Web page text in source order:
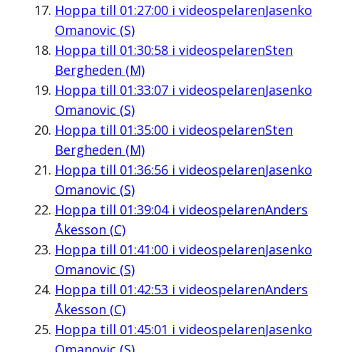
Hoppa till 01:27:00i videospelarenJasenko
Omanovic (S)
Hoppa till 01:30:58i videospelarenSten
Bergheden (M)
Hoppa till 01:33:07i videospelarenJasenko
Omanovic (S)
Hoppa till 01:35:00i videospelarenSten
Bergheden (M)
Hoppa till 01:36:56i videospelarenJasenko
Omanovic (S)
Hoppa till 01:39:04i videospelarenAnders
Åkesson (C)
Hoppa till 01:41:00i videospelarenJasenko
Omanovic (S)
Hoppa till 01:42:53 i videospelarenAnders
Åkesson (C)
Hoppa till 01:45:01 i videospelarenJasenko